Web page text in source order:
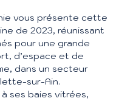
vous présente cette
de 2023, réunissant
pour une grande
d’espace et de
dans un secteur
sur-Ain.
ses baies vitrées,